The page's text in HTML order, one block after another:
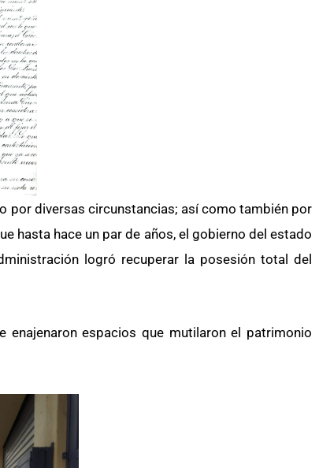
diversas circunstancias; así como también por
hasta hace un par de años, el gobierno del estado
logró recuperar la posesión total del
espacios que mutilaron el patrimonio